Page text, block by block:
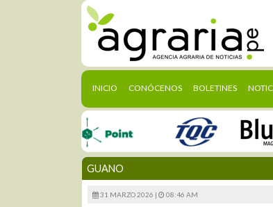
INICIO (CURRENT)
CONÓCENOS BOLETINES
GUANO
31 MARZO 2026 | 08:46 AM